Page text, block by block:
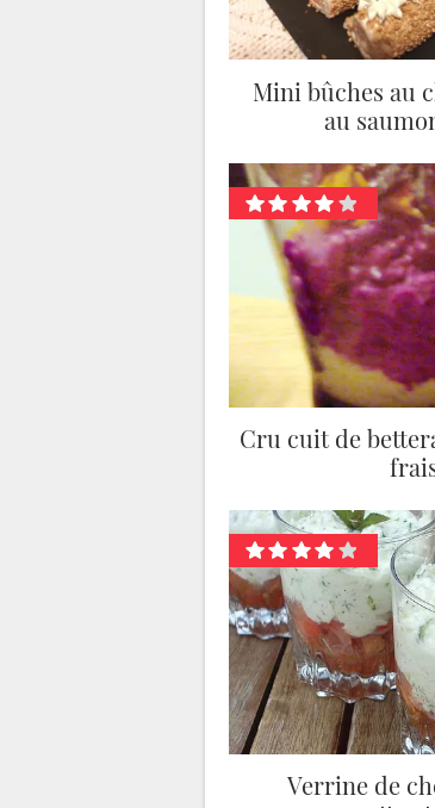
Mini bûches au
au
Cru cuit de
Verrine de